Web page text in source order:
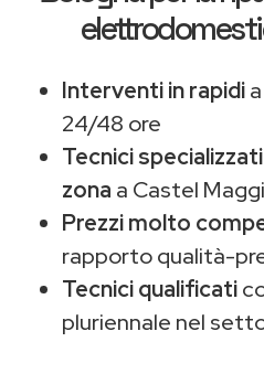
Interventi in rapidi
24/48 ore
Tecnici specializzati
zona a Castel
Prezzi molto
rapporto qualità-
Tecnici qualificati
pluriennale nel